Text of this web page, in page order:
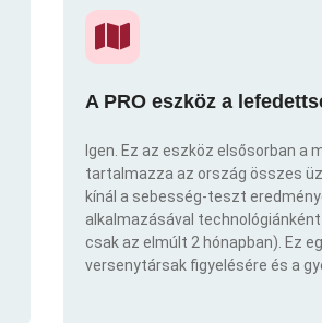
A PRO eszköz a
Igen. Ez az eszköz elsősorban
tartalmazza az ország összes
kínál a sebesség-teszt
alkalmazásával technológiánként
csak az elmúlt 2 hónapban). Ez
versenytársak figyelésére és a